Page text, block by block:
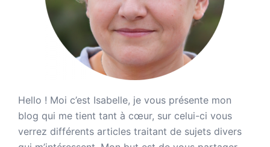
Hello ! Moi c’est Isabelle, je vous présente mon
blog qui me tient tant à cœur, sur celui-ci vous
verrez différents articles traitant de sujets divers